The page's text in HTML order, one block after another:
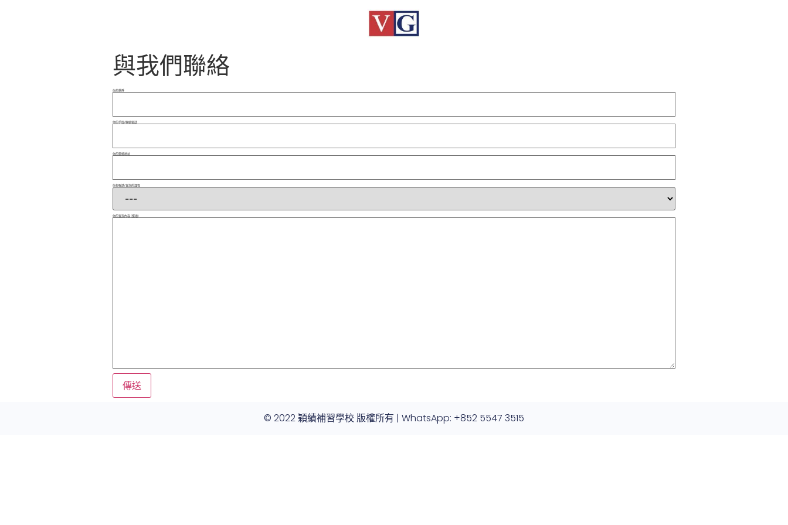
與我們聯絡
你的稱呼
你的手提/聯絡電話
你的電郵地址
你想報讀/查詢的課程
你的查詢內容 (選填)
© 2022 穎績補習學校 版權所有 | WhatsApp: +852 5547 3515